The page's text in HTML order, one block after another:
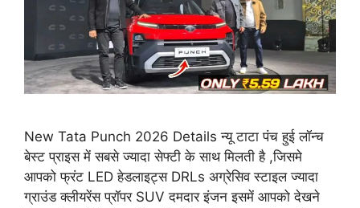
New Tata Punch 2026 Details न्यू टाटा पंच हुई लॉन्च
बेस्ट प्राइस में सबसे ज्यादा सेफ्टी के साथ मिलती है ,जिसमे
आपको फ्रंट LED हेडलाइट्स DRLs अग्रेसिव स्टाइल ज्यादा
ग्राउंड क्लीयरेंस प्रॉपर SUV दमदार इंजन इसमें आपको देखने